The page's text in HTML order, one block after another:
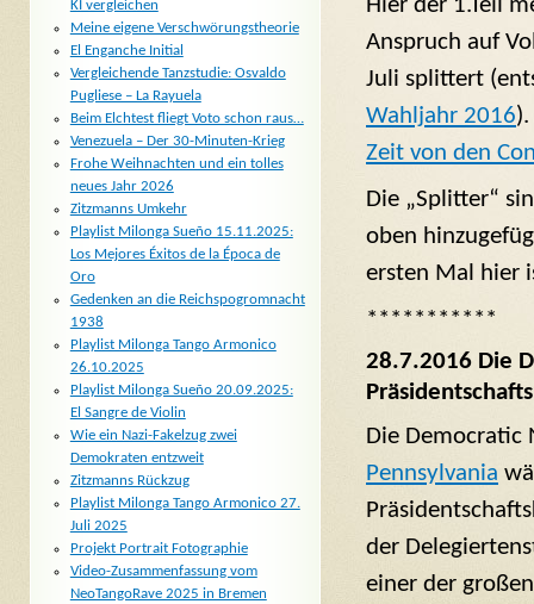
Hier der 1.Teil
Anspruch auf
Juli splittert
Wahljahr 2016
Zeit von den
Die „Splitter“
oben
ersten Mal hier
***********
28.7.2016 Die
Die Democratic
Pennsylvania
der
einer der
KI vergleichen
Meine eigene Verschwörungstheorie
El Enganche Initial
Vergleichende Tanzstudie: Osvaldo
Pugliese – La Rayuela
Beim Elchtest fliegt Voto schon raus…
Venezuela – Der 30-Minuten-Krieg
Frohe Weihnachten und ein tolles
neues Jahr 2026
Zitzmanns Umkehr
Playlist Milonga Sueño 15.11.2025:
Los Mejores Éxitos de la Época de
Oro
Gedenken an die Reichspogromnacht
1938
Playlist Milonga Tango Armonico
26.10.2025
Playlist Milonga Sueño 20.09.2025:
El Sangre de Violin
Wie ein Nazi-Fakelzug zwei
Demokraten entzweit
Zitzmanns Rückzug
Playlist Milonga Tango Armonico 27.
Juli 2025
Projekt Portrait Fotographie
Video-Zusammenfassung vom
NeoTangoRave 2025 in Bremen